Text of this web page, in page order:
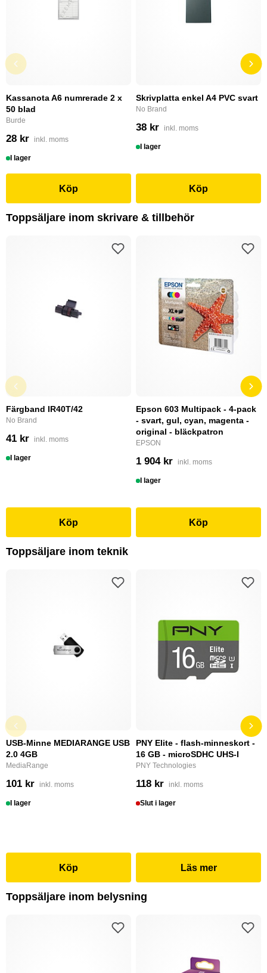
Kassanota A6 numrerade 2 x
50 blad
Burde
28 kr inkl. moms
I lager
Köp
Skrivplatta enkel A4 PVC svart
No Brand
38 kr inkl. moms
I lager
Köp
Toppsäljare inom skrivare & tillbehör
Färgband IR40T/42
No Brand
41 kr inkl. moms
I lager
Köp
Epson 603 Multipack - 4-pack
- svart, gul, cyan, magenta -
original - bläckpatron
EPSON
1 904 kr inkl. moms
I lager
Köp
Toppsäljare inom teknik
USB-Minne MEDIARANGE USB
2.0 4GB
MediaRange
101 kr inkl. moms
I lager
Köp
PNY Elite - flash-minneskort -
16 GB - microSDHC UHS-I
PNY Technologies
118 kr inkl. moms
Slut i lager
Läs mer
Toppsäljare inom belysning